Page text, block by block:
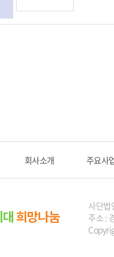
회사소개 주요사
사단법
주소 :